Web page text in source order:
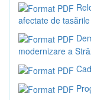
afectate de
modernizare a